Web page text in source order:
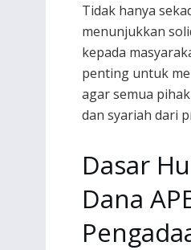
Tidak hanya
menunjukkan
kepada
penting untuk
agar semua
dan syariah dari
Dasar
Dana